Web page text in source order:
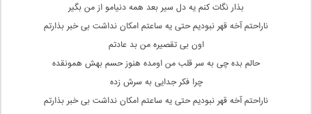
بذار نگات کنم یه دل سیر بعد همه دنیامو از من بگیر
ناراحتم آخه قهر نبودیم حتی یه ساعتم امکان نداشت بی خبر بذارتم
اون بی تقصیره من بد عادتم
حالم بده چی به سر قلب من اومده هنوز حسم بهش همونقده
چرا فکر جدایی به سرش زده
ناراحتم آخه قهر نبودیم حتی یه ساعتم امکان نداشت بی خبر بذارتم